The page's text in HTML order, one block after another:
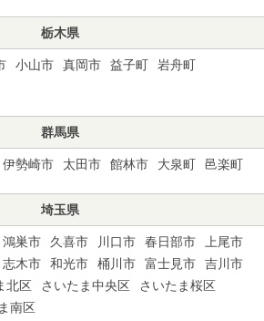
栃木県
小山市 真岡市 益子町
岩舟町
群馬県
伊勢崎市 太田市 館林市 大泉町 邑楽町
埼玉県
鴻巣市 久喜市 川口市 春日部市
上尾市
志木市 和光市 桶川市 富士見市
吉川市
北区 さいたま中央区
さいたま桜区
南区